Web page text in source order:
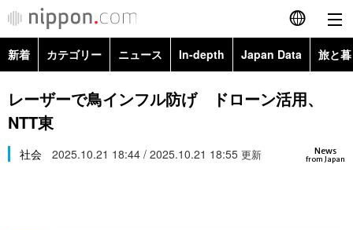
English
简体字
カテゴリー
新着 カテゴリー ニュース In-depth Japan Data 旅と
政治・外交
経済・ビジネス
Topics
レーザーで鳥インフル防げ ドローン活用、
NTT東
News
from Japan
社会 2025.10.21 18:44 / 2025.10.21 18:55 更新